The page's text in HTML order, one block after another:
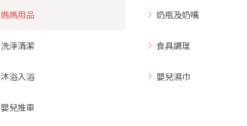
媽媽用品 奶瓶及奶嘴
洗淨清潔 食具調理
沐浴入浴 嬰兒濕巾
嬰兒推車